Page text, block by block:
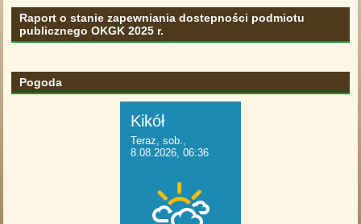
Raport o stanie zapewniania dostepności podmiotu
publicznego OKGK 2025 r.
Pogoda